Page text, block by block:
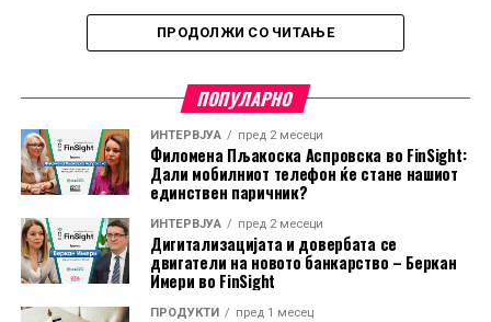
стапија во сила на 24 јули и се однесуваат на увоз од
60 трговски партнери, меѓу кои е и Европската Унија.
тврдењето дека засегнатите земји не преземаат
доволно активности за спречување на увоз на
производи изработени со принудна работа.
Ова е најновото во низата правни оспорувања на
трговската политика на Трамп. Претходно, повеќе
американски компании успеаја да издејствуваат
судски одлуки против дел од неговите царински
мерки, но администрацијата продолжи со
ПРОДОЛЖИ СО ЧИТАЊЕ
ПОПУЛАРНО
ИНТЕРВЈУА пред 2 месеци
Филомена Пљакоска Аспровска во FinSight:
Дали мобилниот телефон ќе стане нашиот
единствен паричник?
ИНТЕРВЈУА пред 2 месеци
Дигитализацијата и довербата се
двигатели на новото банкарство – Беркан
Имери во FinSight
ПРОДУКТИ пред 1 месец